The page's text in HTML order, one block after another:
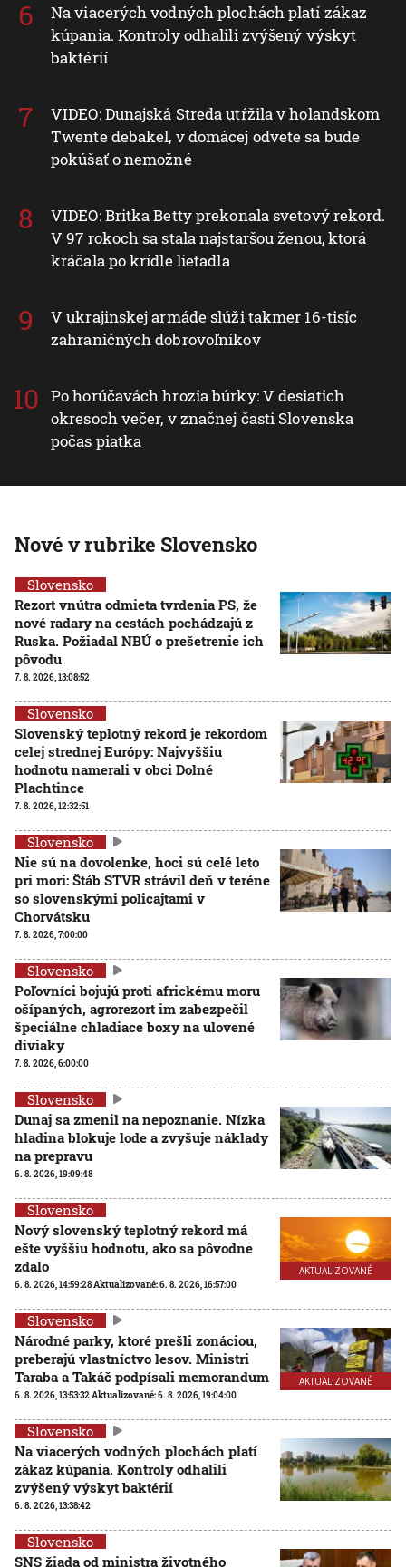
Na viacerých vodných plochách platí zákaz
kúpania. Kontroly odhalili zvýšený výskyt
baktérií
VIDEO: Dunajská Streda utŕžila v holandskom
Twente debakel, v domácej odvete sa bude
pokúšať o nemožné
VIDEO: Britka Betty prekonala svetový rekord.
V 97 rokoch sa stala najstaršou ženou, ktorá
kráčala po krídle lietadla
V ukrajinskej armáde slúži takmer 16-tisíc
zahraničných dobrovoľníkov
Po horúčavách hrozia búrky: V desiatich
okresoch večer, v značnej časti Slovenska
počas piatka
Nové v rubrike Slovensko
Slovensko
Rezort vnútra odmieta tvrdenia PS, že
nové radary na cestách pochádzajú z
Ruska. Požiadal NBÚ o prešetrenie ich
pôvodu
7. 8. 2026, 13:08:52
Slovensko
Slovenský teplotný rekord je rekordom
celej strednej Európy: Najvyššiu
hodnotu namerali v obci Dolné
Plachtince
7. 8. 2026, 12:32:51
Slovensko
Nie sú na dovolenke, hoci sú celé leto
pri mori: Štáb STVR strávil deň v teréne
so slovenskými policajtami v
Chorvátsku
7. 8. 2026, 7:00:00
Slovensko
Poľovníci bojujú proti africkému moru
ošípaných, agrorezort im zabezpečil
špeciálne chladiace boxy na ulovené
diviaky
7. 8. 2026, 6:00:00
Slovensko
Dunaj sa zmenil na nepoznanie. Nízka
hladina blokuje lode a zvyšuje náklady
na prepravu
6. 8. 2026, 19:09:48
AKTUALIZOVANÉ
Slovensko
Nový slovenský teplotný rekord má
ešte vyššiu hodnotu, ako sa pôvodne
zdalo
6. 8. 2026, 14:59:28Aktualizované:6. 8. 2026, 16:57:00
AKTUALIZOVANÉ
Slovensko
Národné parky, ktoré prešli zonáciou,
preberajú vlastníctvo lesov. Ministri
Taraba a Takáč podpísali memorandum
6. 8. 2026, 13:53:32Aktualizované:6. 8. 2026, 19:04:00
Slovensko
Na viacerých vodných plochách platí
zákaz kúpania. Kontroly odhalili
zvýšený výskyt baktérií
6. 8. 2026, 13:38:42
Slovensko
SNS žiada od ministra životného